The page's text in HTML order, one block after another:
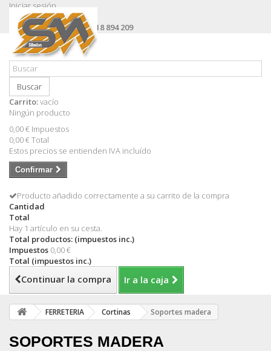
Iniciar sesión
Contacte con nosotros
Llámanos ahora:+34 618 894 209
Buscar
Carrito:vacío
Ningún producto
0,00 € Impuestos
0,00 €Total
Estos precios se entienden IVA incluído
Confirmar
Producto añadido correctamente a su carrito de la compra
Cantidad
Total
Hay 1 artículo en su cesta.
Total productos: (impuestos inc.)
Impuestos 0,00 €
Total (impuestos inc.)
Continuar la compra Ir a la caja
FERRETERIA Cortinas Soportes madera
SOPORTES MADERA